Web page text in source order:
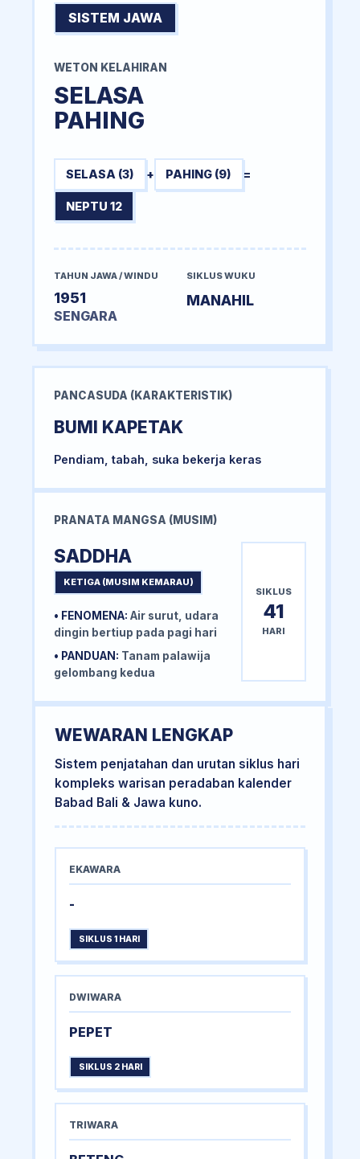
SISTEM JAWA
WETON KELAHIRAN
SELASA
PAHING
SELASA (3) + PAHING (9) =
NEPTU 12
TAHUN JAWA / WINDU
1951
SENGARA
SIKLUS WUKU
MANAHIL
PANCASUDA (KARAKTERISTIK)
BUMI KAPETAK
Pendiam, tabah, suka bekerja keras
PRANATA MANGSA (MUSIM)
SADDHA
KETIGA (MUSIM KEMARAU)
• FENOMENA: Air surut, udara
dingin bertiup pada pagi hari
• PANDUAN: Tanam palawija
gelombang kedua
SIKLUS
41
HARI
WEWARAN LENGKAP
Sistem penjatahan dan urutan siklus hari
kompleks warisan peradaban kalender
Babad Bali & Jawa kuno.
EKAWARA
-
SIKLUS 1 HARI
DWIWARA
PEPET
SIKLUS 2 HARI
TRIWARA